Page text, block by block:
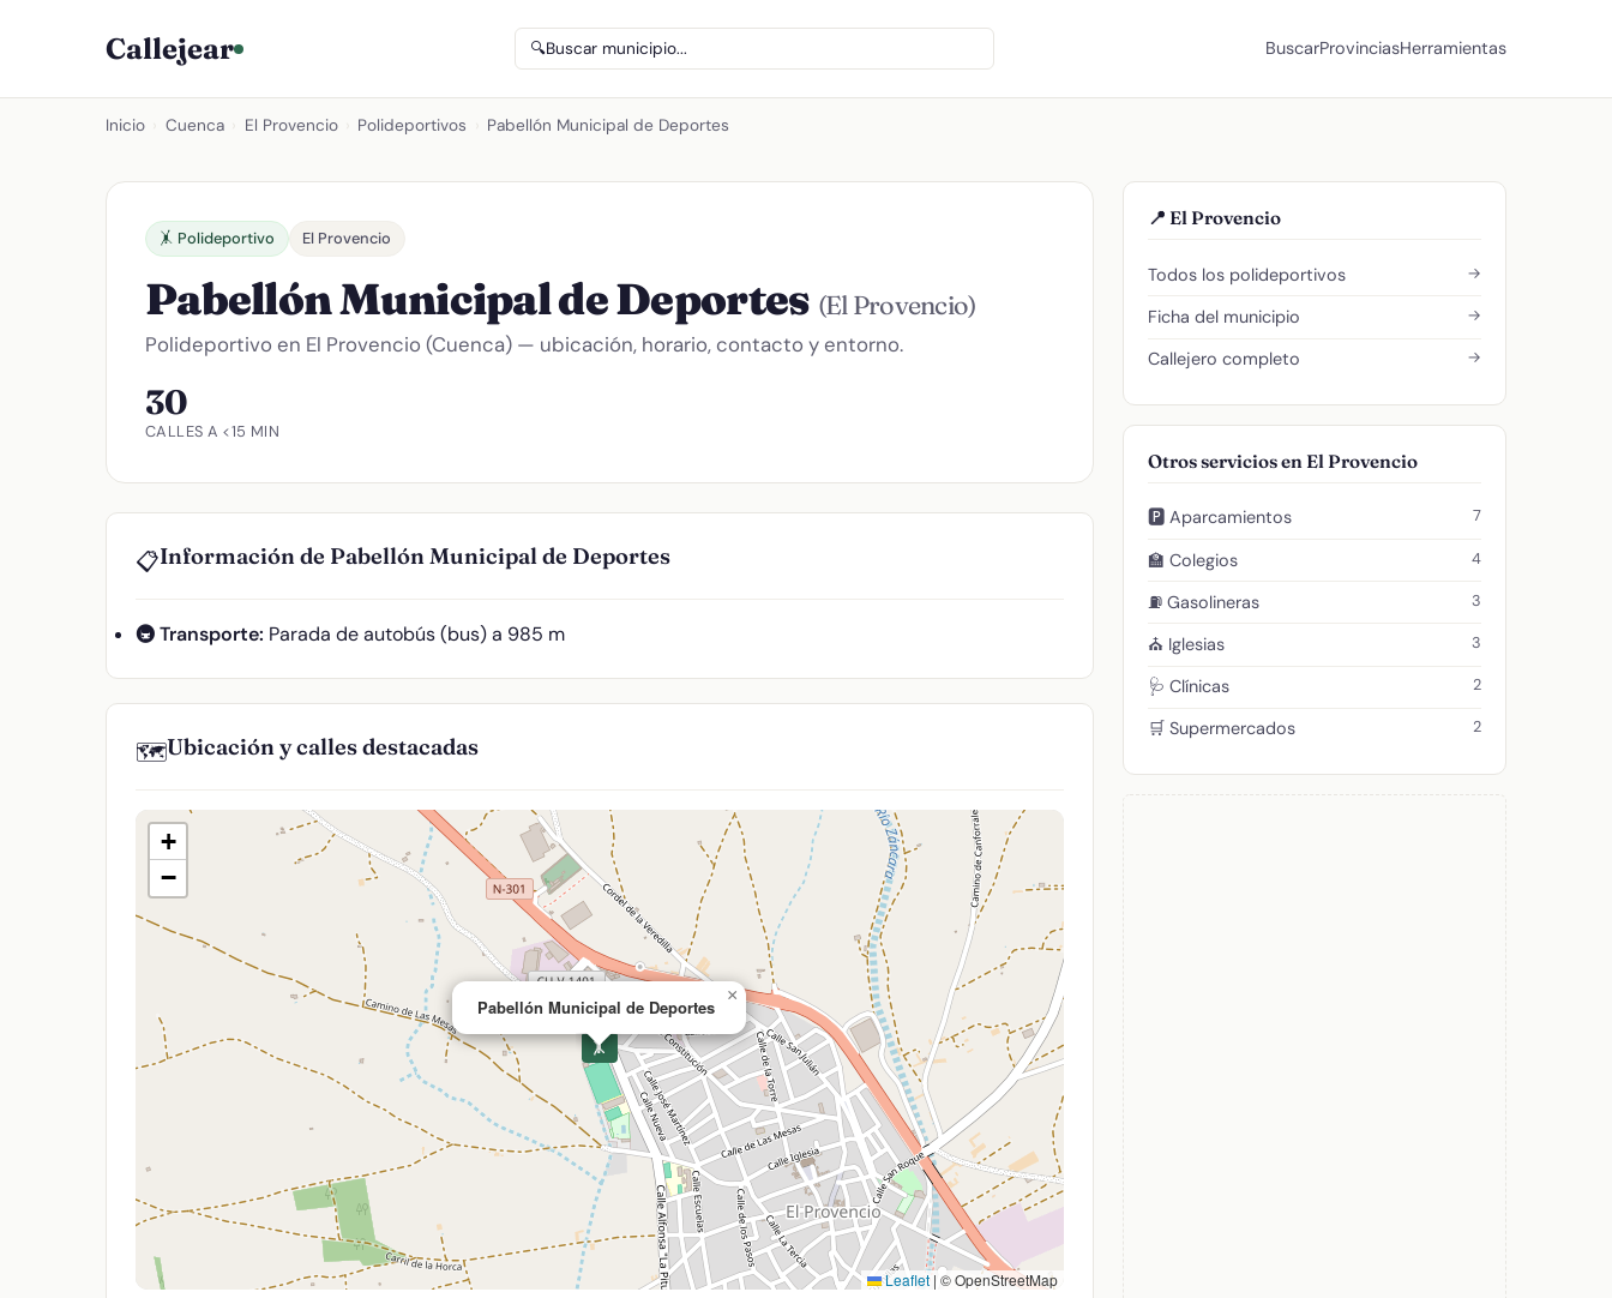
Callejear 🔍Buscar municipio... BuscarProvinciasHerramientas
Inicio Cuenca El Provencio Polideportivos Pabellón Municipal de Deportes
🤸 Polideportivo El Provencio
Pabellón Municipal de Deportes (El Provencio)
Polideportivo en El Provencio (Cuenca) — ubicación, horario, contacto y entorno.
30
CALLES A <15 MIN
📋Información de Pabellón Municipal de Deportes
🚇 Transporte: Parada de autobús (bus) a 985 m
🗺️Ubicación y calles destacadas
🤸
Pabellón Municipal de Deportes
×
+
−
Leaflet | © OpenStreetMap
📍 El Provencio
Todos los polideportivos →
Ficha del municipio →
Callejero completo →
Otros servicios en El Provencio
🅿️ Aparcamientos 7
🏫 Colegios 4
⛽ Gasolineras 3
⛪ Iglesias 3
🩺 Clínicas 2
🛒 Supermercados 2